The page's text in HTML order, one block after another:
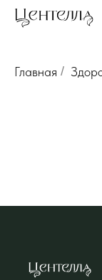
Главная /